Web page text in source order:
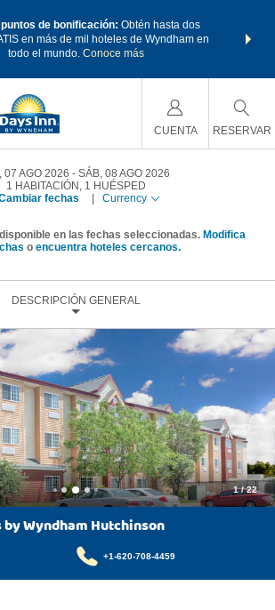
de bonificación:Obtén hasta dos
en más de mil hoteles de Wyndham en
todo el mundo. Conoce más
de viaje
CUENTA RESERVAR
07 AGO 2026
SÁB, 08 AGO 2026
1 HABITACIÓN , 1 HUÉSPED
fechas
Currency
en las fechas seleccionadas. Modifica
o encuentra hoteles cercanos.
DESCRIPCIÓN GENERAL
1/22
by Wyndham Hutchinson
+1-620-708-4459